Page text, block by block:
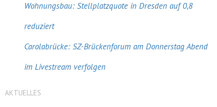
Wohnungsbau: Stellplatzquote in Dresden auf 0,8
reduziert
Carolabrücke: SZ-Brückenforum am Donnerstag Abend
im Livestream verfolgen
AKTUELLES